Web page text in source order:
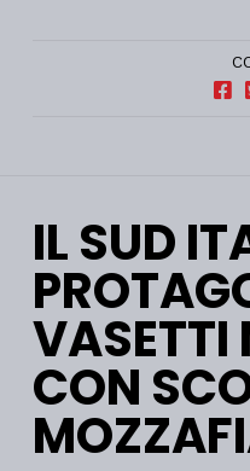
IL SUD
VASETTI
CON